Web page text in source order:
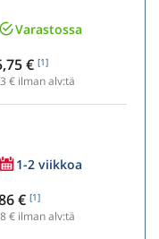
Varastossa
€ [1]
€ ilman alv:tä
1-2 viikkoa
€ [1]
€ ilman alv:tä